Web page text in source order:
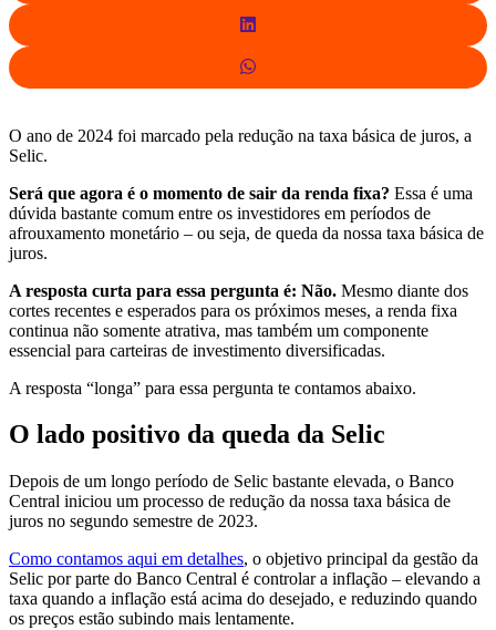
O ano de 2024 foi marcado pela redução na taxa básica de juros, a
Selic.
Será que agora é o momento de sair da renda fixa? Essa é uma
dúvida bastante comum entre os investidores em períodos de
afrouxamento monetário – ou seja, de queda da nossa taxa básica de
juros.
A resposta curta para essa pergunta é: Não. Mesmo diante dos
cortes recentes e esperados para os próximos meses, a renda fixa
continua não somente atrativa, mas também um componente
essencial para carteiras de investimento diversificadas.
A resposta “longa” para essa pergunta te contamos abaixo.
O lado positivo da queda da Selic
Depois de um longo período de Selic bastante elevada, o Banco
Central iniciou um processo de redução da nossa taxa básica de
juros no segundo semestre de 2023.
Como contamos aqui em detalhes, o objetivo principal da gestão da
Selic por parte do Banco Central é controlar a inflação – elevando a
taxa quando a inflação está acima do desejado, e reduzindo quando
os preços estão subindo mais lentamente.